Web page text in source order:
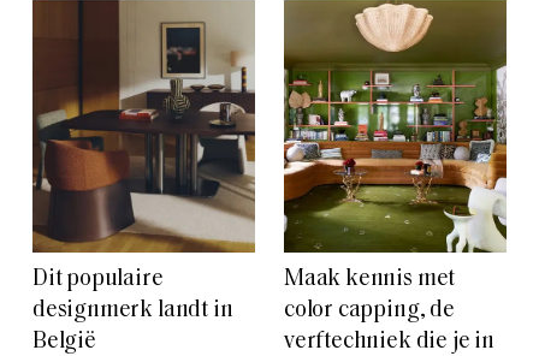
Dit populaire
designmerk landt in
België
Maak kennis met
color capping, de
verftechniek die je in